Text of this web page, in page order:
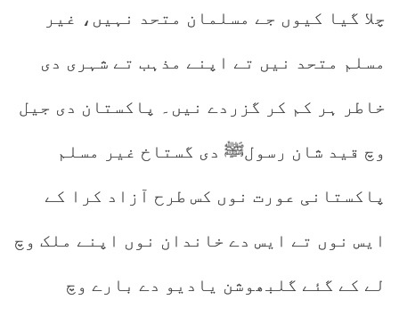
چلا گیا کیوں جے مسلمان متحد نہیں، غیر
مسلم متحد نیں تے اپنے مذہب تے شہری دی
خاطر ہر کم کر گزردے نیں۔ پاکستان دی جیل
وچ قید شان رسولﷺ دی گستاخ غیر مسلم
پاکستانی عورت نوں کس طرح آزاد کرا کے
ایس نوں تے ایس دے خاندان نوں اپنے ملک وچ
لے کے گئے گلبھوشن یادیو دے بارے وچ